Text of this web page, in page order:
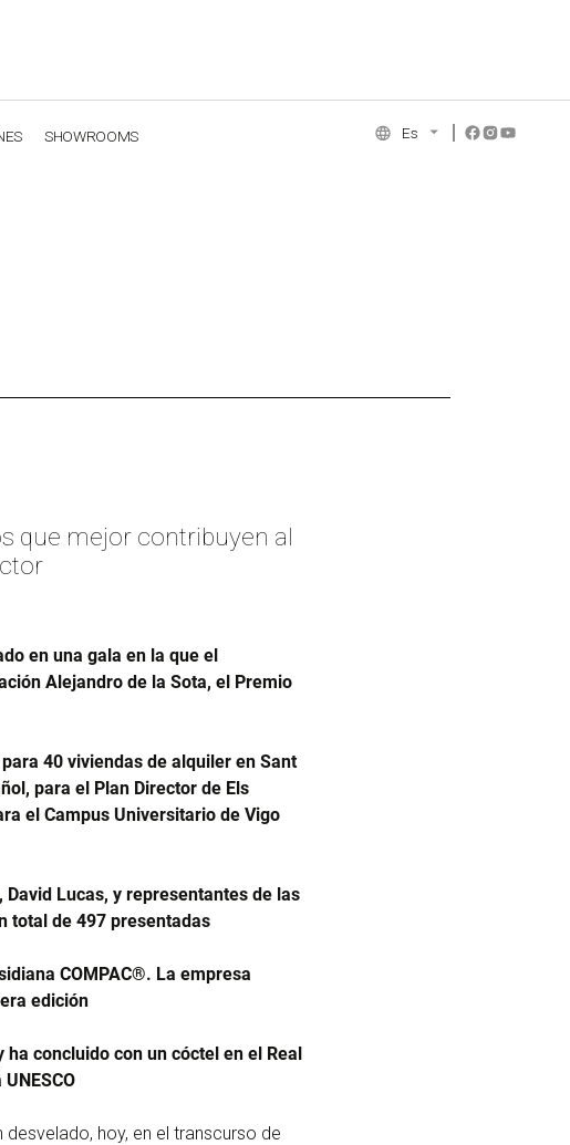
SHOWROOMS Es
que mejor contribuyen al
en una gala en la que el
Alejandro de la Sota, el Premio
40 viviendas de alquiler en Sant
para el Plan Director de Els
el Campus Universitario de Vigo
Lucas, y representantes de las
total de 497 presentadas
COMPAC®. La empresa
edición
concluido con un cóctel en el Real
hoy, en el transcurso de